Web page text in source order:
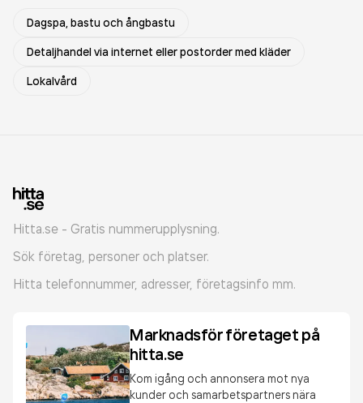
Dagspa, bastu och ångbastu
Detaljhandel via internet eller postorder med kläder
Lokalvård
Hitta.se - Gratis nummerupplysning.
Sök företag, personer och platser.
Hitta telefonnummer, adresser, företagsinfo mm.
Marknadsför företaget på
hitta.se
Kom igång och annonsera mot nya
kunder och samarbetspartners nära